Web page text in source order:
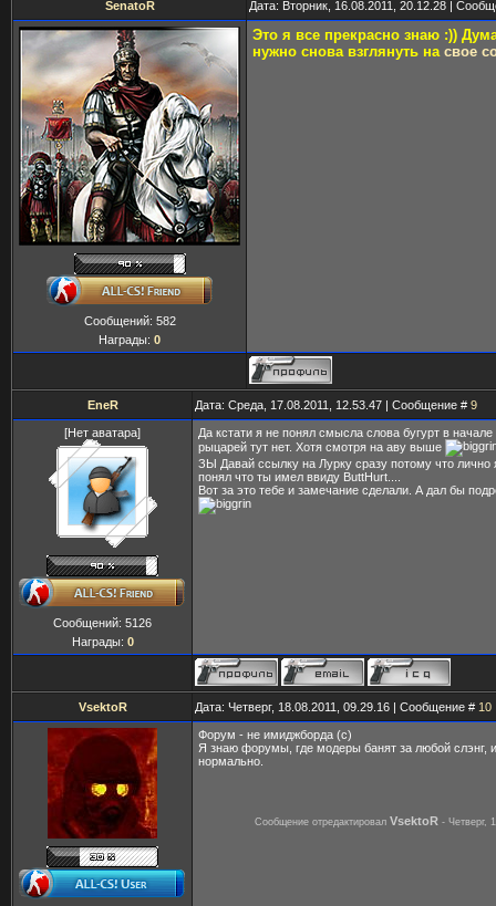
SenatoR Дата: Вторник, 16.08.2011, 20.12.28 |
Сообщений: 582
Награды: 0
Это я все прекрасно знаю :))
нужно снова взглянуть на свое
EneR Дата: Среда, 17.08.2011, 12.53.47 | Сообщение # 9
[Нет аватара]
Сообщений: 5126
Награды: 0
Да кстати я не понял смысла слова бугурт в начале
рыцарей тут нет. Хотя смотря на аву выше
ЗЫ Давай ссылку на Лурку сразу потому что лично
понял что ты имел ввиду ButtHurt....
Вот за это тебе и замечание сделали. А дал бы
VsektoR Дата: Четверг, 18.08.2011, 09.29.16 | Сообщение # 10
Форум - не имиджборда (с)
Я знаю форумы, где модеры банят за любой слэнг,
нормально.
Сообщение отредактировал VsektoR - Четверг,